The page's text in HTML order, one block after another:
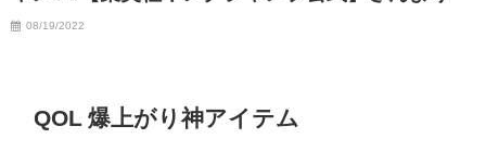
08/19/2022
QOL 爆上がり神アイテム